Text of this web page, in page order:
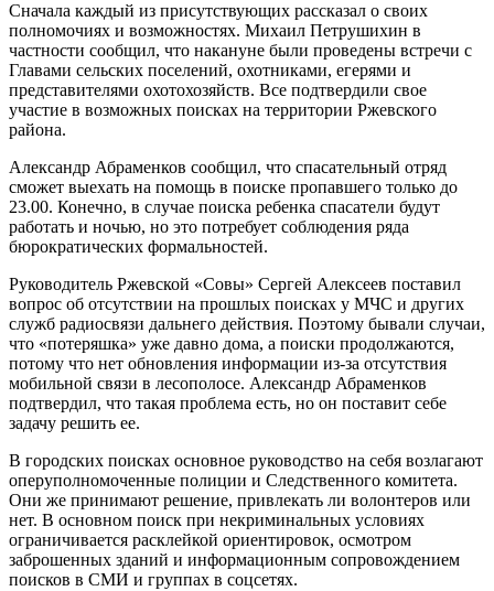
Сначала каждый из присутствующих рассказал о своих
полномочиях и возможностях. Михаил Петрушихин в
частности сообщил, что накануне были проведены встречи с
Главами сельских поселений, охотниками, егерями и
представителями охотохозяйств. Все подтвердили свое
участие в возможных поисках на территории Ржевского
района.
Александр Абраменков сообщил, что спасательный отряд
сможет выехать на помощь в поиске пропавшего только до
23.00. Конечно, в случае поиска ребенка спасатели будут
работать и ночью, но это потребует соблюдения ряда
бюрократических формальностей.
Руководитель Ржевской «Совы» Сергей Алексеев поставил
вопрос об отсутствии на прошлых поисках у МЧС и других
служб радиосвязи дальнего действия. Поэтому бывали случаи,
что «потеряшка» уже давно дома, а поиски продолжаются,
потому что нет обновления информации из-за отсутствия
мобильной связи в лесополосе. Александр Абраменков
подтвердил, что такая проблема есть, но он поставит себе
задачу решить ее.
В городских поисках основное руководство на себя возлагают
оперуполномоченные полиции и Следственного комитета.
Они же принимают решение, привлекать ли волонтеров или
нет. В основном поиск при некриминальных условиях
ограничивается расклейкой ориентировок, осмотром
заброшенных зданий и информационным сопровождением
поисков в СМИ и группах в соцсетях.